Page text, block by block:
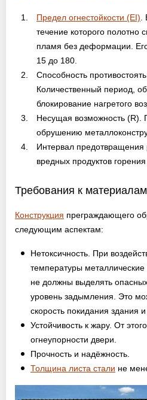
Новости
Контакты
ЗАПРОСИТЬ
+7 (495)
Москва и
Предел огнестойкости (EI)
течение которого полотно
пламя без деформации.
15 до 180.
Способность
Количественный период,
блокирование нагретого
Несущая возможность (R).
обрушению
Интервал
вредных продуктов горения
Требования к материалам
Конструкция преграждающего
следующим аспектам:
Нетоксичность. При
температуры
не должны выделять
уровень задымления. Это
скорость покидания здания
Устойчивость к жару. От
огнеупорности двери.
Прочность и надёжность.
Толщина листа стали не